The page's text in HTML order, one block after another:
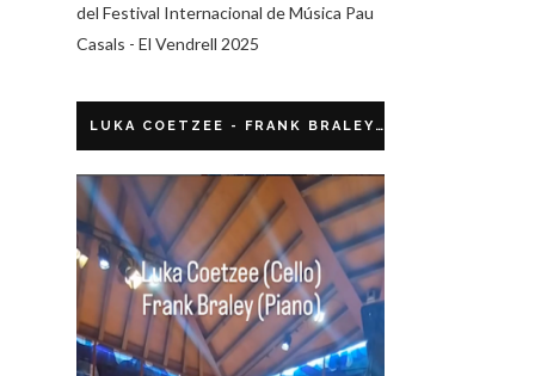
del Festival Internacional de Música Pau
Casals - El Vendrell 2025
LUKA COETZEE - FRANK BRALEY